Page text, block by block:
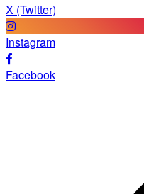
X (Twitter)
Instagram
Facebook